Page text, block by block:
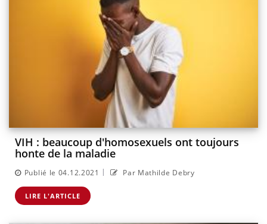
VIH : beaucoup d'homosexuels ont toujours
honte de la maladie
Publié le 04.12.2021 | Par Mathilde Debry
LIRE L'ARTICLE